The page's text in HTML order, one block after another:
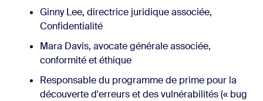
Ginny Lee, directrice juridique associée,
Confidentialité
Mara Davis, avocate générale associée,
conformité et éthique
Responsable du programme de prime pour la
découverte d'erreurs et des vulnérabilités (« bug